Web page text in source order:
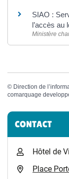
SIAO :
l’accès au
Ministère
© Direction de
comarquage
CONTACT
Hôtel de
Place